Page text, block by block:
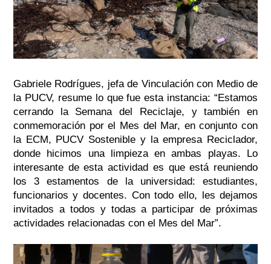
Gabriele Rodrígues, jefa de Vinculación con Medio de
la PUCV, resume lo que fue esta instancia:“Estamos
cerrando la Semana del Reciclaje, y también en
conmemoración por el Mes del Mar, en conjunto con
la ECM, PUCV Sostenible y la empresa Reciclador,
donde hicimos una limpieza en ambas playas. Lo
interesante de esta actividad es que está reuniendo
los 3 estamentos de la universidad: estudiantes,
funcionarios y docentes. Con todo ello, les dejamos
invitados a todos y todas a participar de próximas
actividades relacionadas con el Mes del Mar”.